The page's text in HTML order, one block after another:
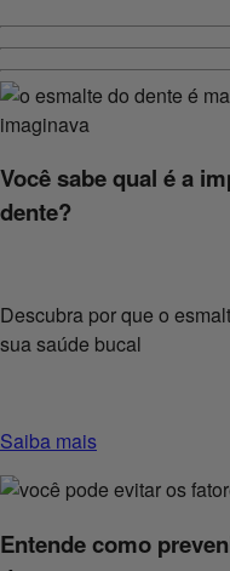
Você sabe qual é a
dente?
Descubra por que o
sua saúde bucal
Saiba mais
Entende como